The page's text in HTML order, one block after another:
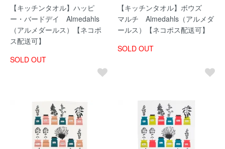
【キッチンタオル】ハッピ
ー・バードデイ Almedahls
（アルメダールス）【ネコポ
ス配送可】
SOLD OUT
【キッチンタオル】ボウズ
マルチ Almedahls（アルメダ
ールス）【ネコポス配送可】
SOLD OUT